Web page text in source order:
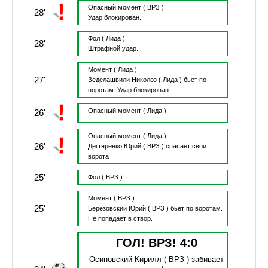
28' Опасный момент ( ВРЗ ).
Удар блокирован.
28' Фол ( Лида ).
Штрафной удар.
27'
Момент ( Лида ).
Зеделашвили Николоз( Лида ) бьет по
воротам. Удар блокирован.
26' Опасный момент ( Лида ).
26'
Опасный момент ( Лида ).
Дегтяренко Юрий( ВРЗ ) спасает свои
ворота
25' Фол ( ВРЗ ).
25'
Момент ( ВРЗ ).
Березовский Юрий( ВРЗ ) бьет по воротам.
Не попадает в створ.
ГОЛ! ВРЗ! 4:0
Осиновский Кирилл ( ВРЗ )забивает